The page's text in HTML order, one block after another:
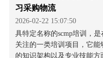
习采购物流
2026-02-22 15:07:50
具特定名称的scmp培训，
关注的一类培训项目，它
的知识架构以及专业技能方